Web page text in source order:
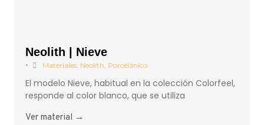
Neolith | Nieve
• Materiales, Neolith Porcelánico
El modelo Nieve, habitual en la colección Colorfeel,
responde al color blanco, que se utiliza
Ver material →